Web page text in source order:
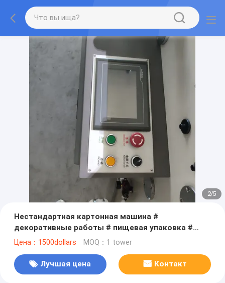
2/5
Нестандартная картонная машина #
декоративные работы # пищевая упаковка #
одноразовая коробка для завтрака # процесс
Цена：1500dollars MOQ：1 tower
Лучшая цена Контакт